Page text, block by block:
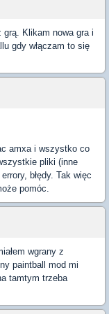
Klikam nowa gra i
gdy włączam to się
amxa i wszystko co
pliki (inne
błędy. Tak więc
pomóc.
wgrany z
paintball mod mi
tamtym trzeba